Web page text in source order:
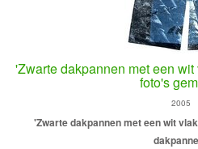
'Zwarte dakpannen met een
foto's
2005
'Zwarte dakpannen met een wit